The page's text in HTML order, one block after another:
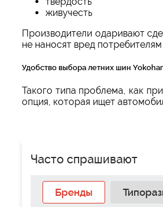
живучесть
Производители одаривают
не наносят вред
Удобство выбора летних шин
Такого типа проблема, как
опция, которая ищет
Часто спрашивают
Бренды